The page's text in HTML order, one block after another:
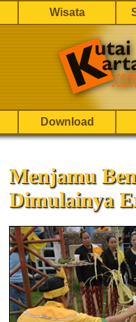
Wisata
Download
Menjamu
Dimulainya